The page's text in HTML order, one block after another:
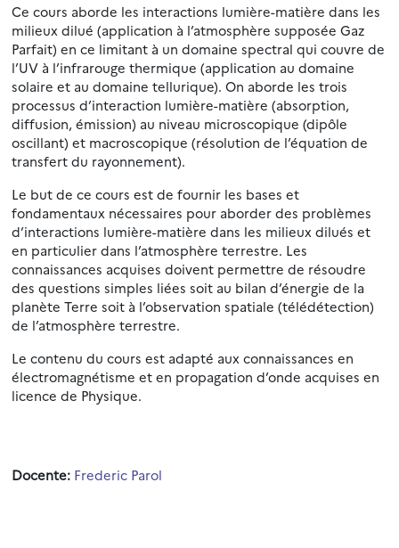
Ce cours aborde les interactions lumière-matière dans les
milieux dilué (application à l’atmosphère supposée Gaz
Parfait) en ce limitant à un domaine spectral qui couvre de
l’UV à l’infrarouge thermique (application au domaine
solaire et au domaine tellurique). On aborde les trois
processus d’interaction lumière-matière (absorption,
diffusion, émission) au niveau microscopique (dipôle
oscillant) et macroscopique (résolution de l’équation de
transfert du rayonnement).
Le but de ce cours est de fournir les bases et
fondamentaux nécessaires pour aborder des problèmes
d’interactions lumière-matière dans les milieux dilués et
en particulier dans l’atmosphère terrestre. Les
connaissances acquises doivent permettre de résoudre
des questions simples liées soit au bilan d’énergie de la
planète Terre soit à l’observation spatiale (télédétection)
de l’atmosphère terrestre.
Le contenu du cours est adapté aux connaissances en
électromagnétisme et en propagation d’onde acquises en
licence de Physique.
Docente: Frederic Parol